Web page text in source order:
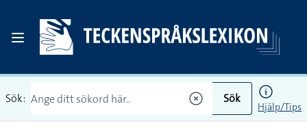
Sök: Sök
Hjälp/Tips